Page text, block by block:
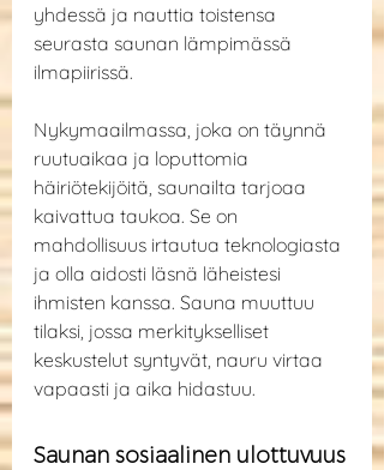
yhdessä ja nauttia toistensa
seurasta saunan lämpimässä
ilmapiirissä.
Nykymaailmassa, joka on täynnä
ruutuaikaa ja loputtomia
häiriötekijöitä, saunailta tarjoaa
kaivattua taukoa. Se on
mahdollisuus irtautua teknologiasta
ja olla aidosti läsnä läheistesi
ihmisten kanssa. Sauna muuttuu
tilaksi, jossa merkitykselliset
keskustelut syntyvät, nauru virtaa
vapaasti ja aika hidastuu.
Saunan sosiaalinen ulottuvuus